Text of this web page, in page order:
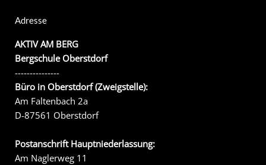
Adresse
AKTIV AM BERG
Bergschule Oberstdorf
---------------
Büro in Oberstdorf (Zweigstelle):
Am Faltenbach 2a
D-87561 Oberstdorf
Postanschrift Hauptniederlassung:
Am Naglerweg 11